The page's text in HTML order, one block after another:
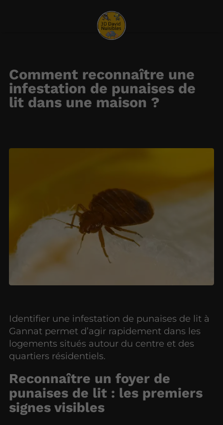
Comment reconnaître une
infestation de punaises de
lit dans une maison ?
Identifier une infestation de punaises de lit à
Gannat permet d’agir rapidement dans les
logements situés autour du centre et des
quartiers résidentiels.
Reconnaître un foyer de
punaises de lit : les premiers
signes visibles